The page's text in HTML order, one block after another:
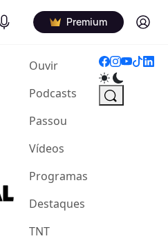
Podcasts Premium Log in
Ouvir(current)
Podcasts
Passou
Vídeos
Programas
Destaques
TNT